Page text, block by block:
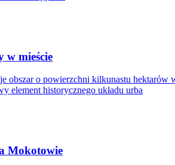
w mieście
obszar o powierzchni kilkunastu
element historycznego układu urba
Mokotowie